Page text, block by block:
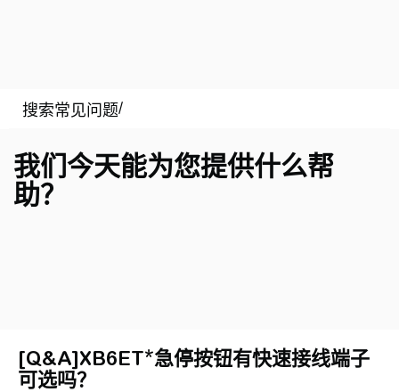
我们今天能为您提供什么帮
助？
[Q&A]XB6ET*急停按钮有快速接线端子
可选吗？